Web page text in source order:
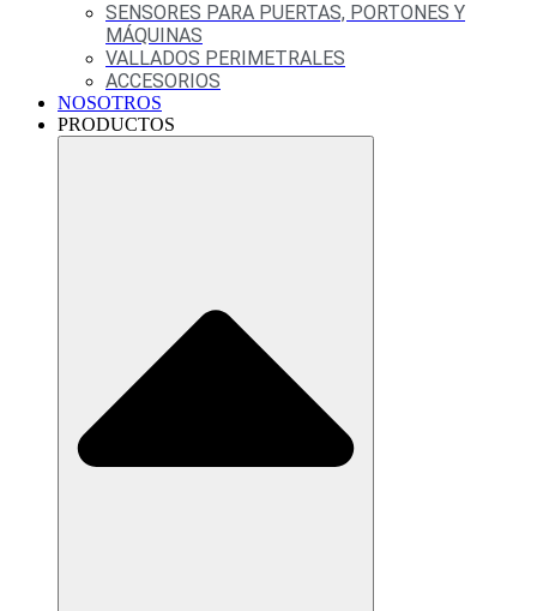
SENSORES PARA PUERTAS, PORTONES Y
MÁQUINAS
VALLADOS PERIMETRALES
ACCESORIOS
NOSOTROS
PRODUCTOS